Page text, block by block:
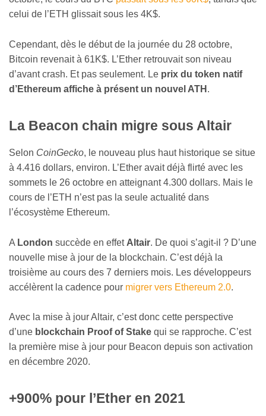
celui de l’ETH glissait sous les 4K$.
Cependant, dès le début de la journée du 28 octobre,
Bitcoin revenait à 61K$. L’Ether retrouvait son niveau
d’avant crash. Et pas seulement. Le prix du token natif
d’Ethereum affiche à présent un nouvel ATH .
La Beacon chain migre sous Altair
Selon CoinGecko, le nouveau plus haut historique se situe
à 4.416 dollars, environ. L’Ether avait déjà flirté avec les
sommets le 26 octobre en atteignant 4.300 dollars. Mais le
cours de l’ETH n’est pas la seule actualité dans
l’écosystème Ethereum.
A London succède en effet Altair. De quoi s’agit-il ? D’une
nouvelle mise à jour de la blockchain. C’est déjà la
troisième au cours des 7 derniers mois. Les développeurs
accélèrent la cadence pour migrer vers Ethereum 2.0.
Avec la mise à jour Altair, c’est donc cette perspective
d’une blockchain Proof of Stake qui se rapproche. C’est
la première mise à jour pour Beacon depuis son activation
en décembre 2020.
+900% pour l’Ether en 2021